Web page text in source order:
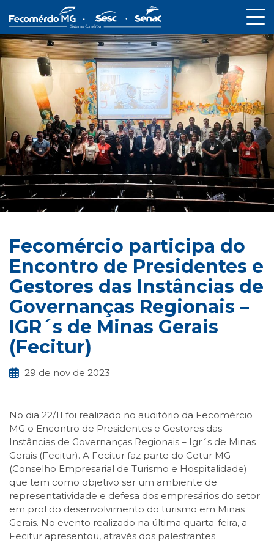
Fecomércio participa do
Encontro de Presidentes e
Gestores das Instâncias de
Governanças Regionais –
IGR´s de Minas Gerais
(Fecitur)
29 de nov de 2023
No dia 22/11 foi realizado no auditório da Fecomércio
MG o Encontro de Presidentes e Gestores das
Instâncias de Governanças Regionais – Igr´s de Minas
Gerais (Fecitur). A Fecitur faz parte do Cetur MG
(Conselho Empresarial de Turismo e Hospitalidade)
que tem como objetivo ser um ambiente de
representatividade e defesa dos empresários do setor
em prol do desenvolvimento do turismo em Minas
Gerais. No evento realizado na última quarta-feira, a
Fecitur apresentou, através dos palestrantes